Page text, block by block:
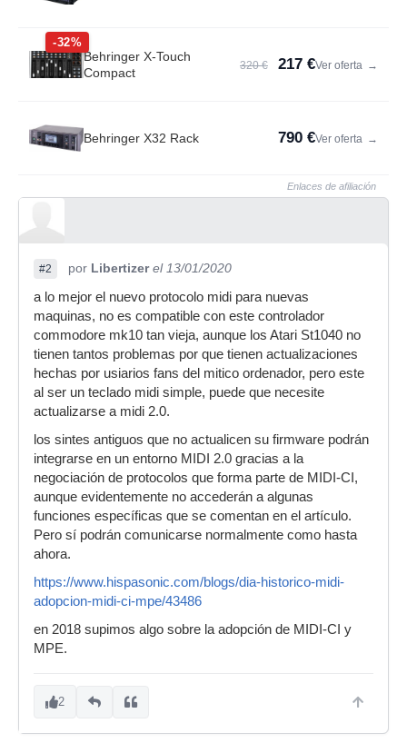
-32%
Behringer X-Touch
Compact
320 € 217 €Ver oferta →
Behringer X32 Rack 790 €Ver oferta →
Enlaces de afiliación
#2 por Libertizer el 13/01/2020
a lo mejor el nuevo protocolo midi para nuevas
maquinas, no es compatible con este controlador
commodore mk10 tan vieja, aunque los Atari St1040 no
tienen tantos problemas por que tienen actualizaciones
hechas por usiarios fans del mitico ordenador, pero este
al ser un teclado midi simple, puede que necesite
actualizarse a midi 2.0.
los sintes antiguos que no actualicen su firmware podrán
integrarse en un entorno MIDI 2.0 gracias a la
negociación de protocolos que forma parte de MIDI-CI,
aunque evidentemente no accederán a algunas
funciones específicas que se comentan en el artículo.
Pero sí podrán comunicarse normalmente como hasta
ahora.
https://www.hispasonic.com/blogs/dia-historico-midi-
adopcion-midi-ci-mpe/43486
en 2018 supimos algo sobre la adopción de MIDI-CI y
MPE.
2